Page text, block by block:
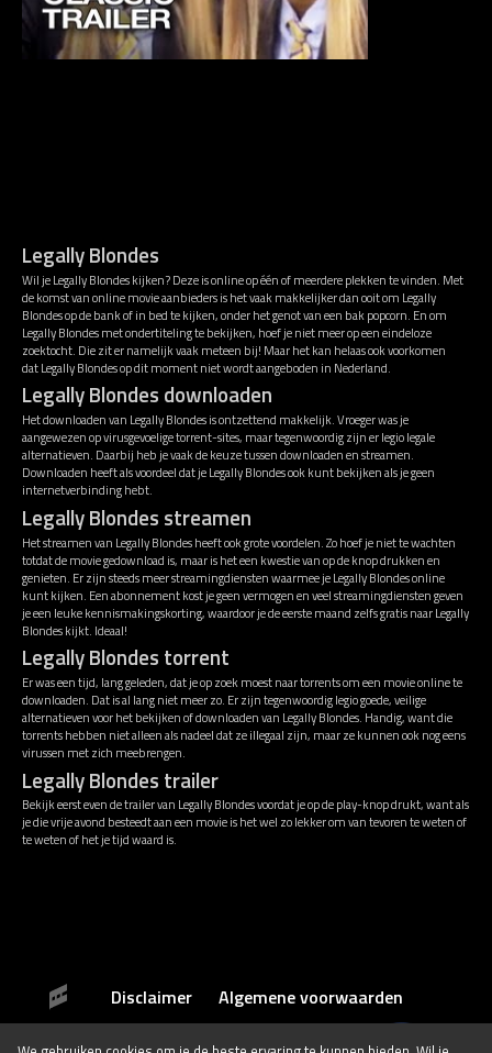
Legally Blondes
Wil je Legally Blondes kijken? Deze is online op één of meerdere plekken te vinden. Met
de komst van online movie aanbieders is het vaak makkelijker dan ooit om Legally
Blondes op de bank of in bed te kijken, onder het genot van een bak popcorn. En om
Legally Blondes met ondertiteling te bekijken, hoef je niet meer op een eindeloze
zoektocht. Die zit er namelijk vaak meteen bij! Maar het kan helaas ook voorkomen
dat Legally Blondes op dit moment niet wordt aangeboden in Nederland.
Legally Blondes downloaden
Het downloaden van Legally Blondes is ontzettend makkelijk. Vroeger was je
aangewezen op virusgevoelige torrent-sites, maar tegenwoordig zijn er legio legale
alternatieven. Daarbij heb je vaak de keuze tussen downloaden en streamen.
Downloaden heeft als voordeel dat je Legally Blondes ook kunt bekijken als je geen
internetverbinding hebt.
Legally Blondes streamen
Het streamen van Legally Blondes heeft ook grote voordelen. Zo hoef je niet te wachten
totdat de movie gedownload is, maar is het een kwestie van op de knop drukken en
genieten. Er zijn steeds meer streamingdiensten waarmee je Legally Blondes online
kunt kijken. Een abonnement kost je geen vermogen en veel streamingdiensten geven
je een leuke kennismakingskorting, waardoor je de eerste maand zelfs gratis naar Legally
Blondes kijkt. Ideaal!
Legally Blondes torrent
Er was een tijd, lang geleden, dat je op zoek moest naar torrents om een movie online te
downloaden. Dat is al lang niet meer zo. Er zijn tegenwoordig legio goede, veilige
alternatieven voor het bekijken of downloaden van Legally Blondes. Handig, want die
torrents hebben niet alleen als nadeel dat ze illegaal zijn, maar ze kunnen ook nog eens
virussen met zich meebrengen.
Legally Blondes trailer
Bekijk eerst even de trailer van Legally Blondes voordat je op de play-knop drukt, want als
je die vrije avond besteedt aan een movie is het wel zo lekker om van tevoren te weten of
te weten of het je tijd waard is.
Disclaimer Algemene voorwaarden